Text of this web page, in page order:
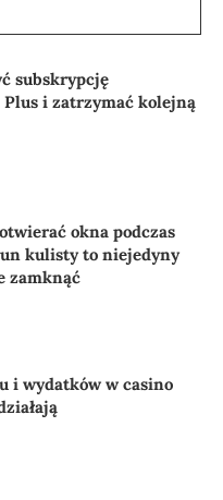
subskrypcję
i zatrzymać kolejną
okna podczas
kulisty to niejedyny
zamknąć
i wydatków w casino